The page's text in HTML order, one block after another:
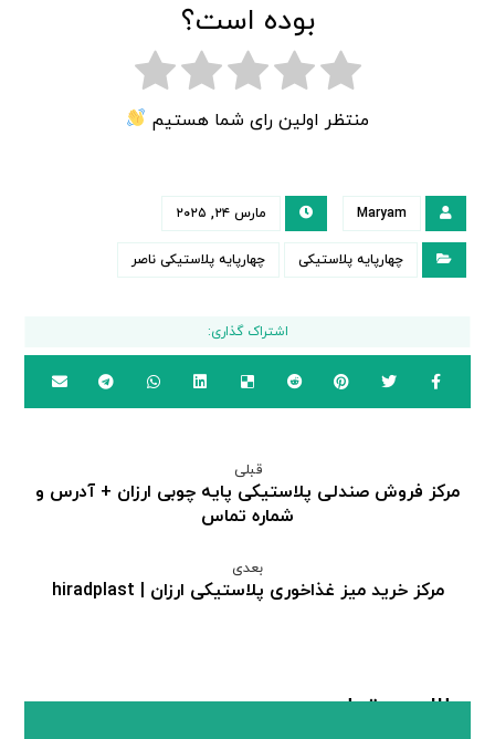
بوده است؟
منتظر اولین رای شما هستیم
Maryam مارس ۲۴, ۲۰۲۵
چهارپایه پلاستیکی چهارپایه پلاستیکی ناصر
قبلی
مرکز فروش صندلی پلاستیکی پایه چوبی ارزان + آدرس و
شماره تماس
بعدی
مرکز خرید میز غذاخوری پلاستیکی ارزان | hiradplast
مطالب مرتبط ...